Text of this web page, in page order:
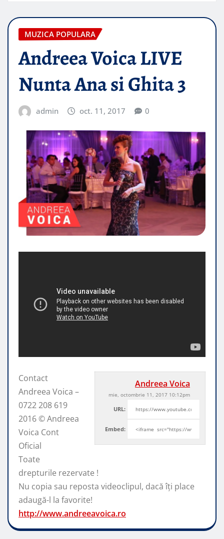
MUZICA POPULARA
Andreea Voica LIVE
Nunta Ana si Ghita 3
admin oct. 11, 2017 0
Andreea Voica
mie, octombrie 11, 2017 10:12pm
URL:
Embed:
Contact
Andreea Voica –
0722 208 619
2016 © Andreea
Voica Cont
Oficial
Toate
drepturile rezervate !
Nu copia sau reposta videoclipul, dacăîți place
adaugă-l la favorite!
http://www.andreeavoica.ro